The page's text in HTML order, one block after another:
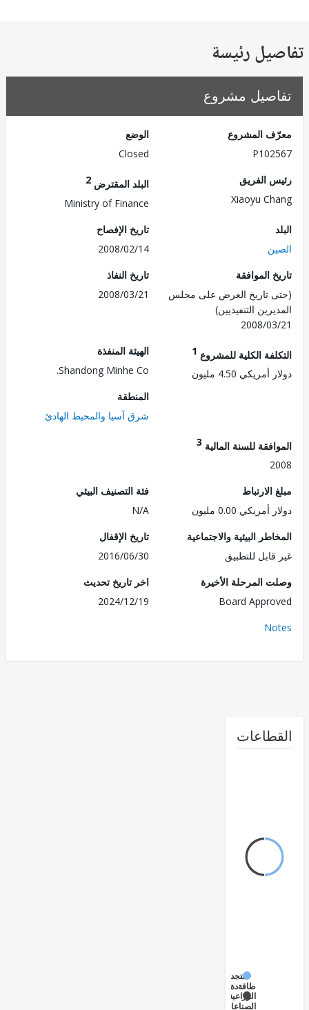
رئيسة
مشروع
المشروع
الفريق
Xiaoyu
البلد المقترض
Ministry of Finance
تاريخ الإفصاح
2008/02/14
الموافقة
تاريخ العرض على مجلس
التنفيذيين)
2008/
تاريخ النفاذ
2008/03/21
الكلية للمشروع1
4.50 مليون
الهيئة المنفذة
Shandong Minhe Co.
شرق آسيا والمحيط الهادئ
للسنة المالية3
0.00 مليون
فئة التصنيف البيئي
البيئية والاجتماعية
للتطبيق
تاريخ الإقفال
2016/06/30
المرحلة الأخيرة
Board
اخر تاريخ تحديث
2024/12/19